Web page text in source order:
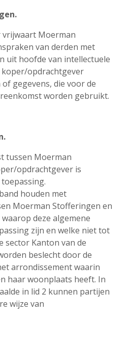
Moerman
van derden met
uit hoofde van intellectuele
opdrachtgever
gegevens, die voor de
worden gebruikt.
tussen Moerman
opdrachtgever is
houden met
Moerman Stofferingen en
deze algemene
zijn en welke niet tot
sector Kanton van de
beslecht door de
arrondissement waarin
haar woonplaats heeft. In
in lid 2 kunnen partijen
wijze van